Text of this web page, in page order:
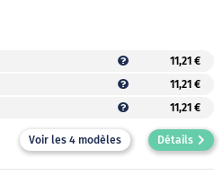
11,21 €
11,21 €
11,21 €
Voir les 4 modèles Détails